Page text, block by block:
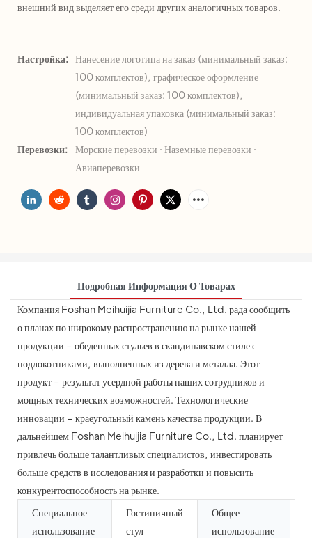
внешний вид выделяет его среди других аналогичных товаров.
Настройка: Нанесение логотипа на заказ (минимальный заказ:
100 комплектов), графическое оформление
(минимальный заказ: 100 комплектов),
индивидуальная упаковка (минимальный заказ:
100 комплектов)
Перевозки:
Морские перевозки · Наземные перевозки ·
Авиаперевозки
Подробная Информация О Товарах
Компания Foshan Meihuijia Furniture Co., Ltd. рада сообщить
о планах по широкому распространению на рынке нашей
продукции – обеденных стульев в скандинавском стиле с
подлокотниками, выполненных из дерева и металла. Этот
продукт – результат усердной работы наших сотрудников и
мощных технических возможностей. Технологические
инновации – краеугольный камень качества продукции. В
дальнейшем Foshan Meihuijia Furniture Co., Ltd. планирует
привлечь больше талантливых специалистов, инвестировать
больше средств в исследования и разработки и повысить
конкурентоспособность на рынке.
Специальное
использование
Гостиничный
стул
Общее
использование